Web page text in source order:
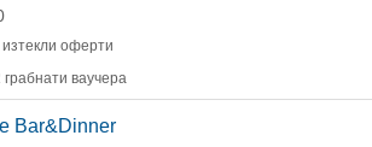
изтекли оферти
грабнати ваучера
Bar&Dinner